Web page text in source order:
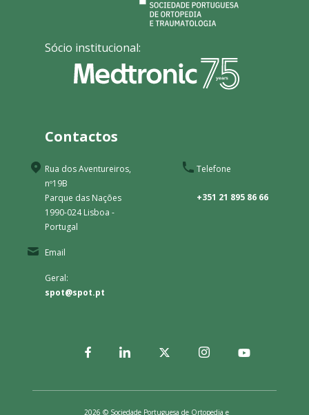
Sócio institucional:
Contactos
Rua dos Aventureiros,
nº19B
Parque das Nações
1990-024 Lisboa -
Portugal
Telefone
+351 21 895 86 66
Email
Geral:
spot@spot.pt
2026 © Sociedade Portuguesa de Ortopedia e